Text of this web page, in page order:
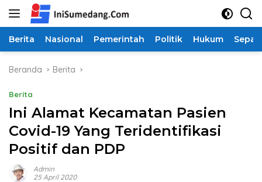
Langsung
Berita Nasional Pemerintah Politik Hukum
Beranda Berita
Berita
Ini Alamat Kecamatan Pasien
Covid-19 Yang Teridentifikasi
Positif dan PDP
Admin
25 April 2020